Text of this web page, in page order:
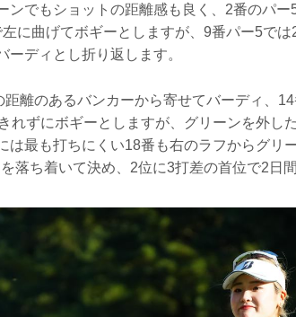
ンでもショットの距離感も良く、2番のパー
に曲げてボギーとしますが、9番パー5で
ーディとし折り返します。
離のあるバンカーから寄せてバーディ、
れずにボギーとしますが、グリーンを外し
は最も打ちにくい18番も右のラフからグリ
落ち着いて決め、2位に3打差の首位で2日